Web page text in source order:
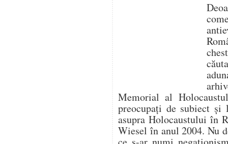
Memorial al
preocupați de subiect
asupra Holocaustului în
Wiesel în anul 2004. Nu